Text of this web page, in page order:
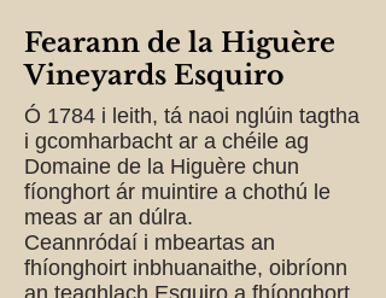
Fearann ​​​​de la Higuère
Vineyards Esquiro
Ó 1784 i leith, tá naoi nglúin tagtha
i gcomharbacht ar a chéile ag
Domaine de la Higuère chun
fíonghort ár muintire a chothú le
meas ar an dúlra.
Ceannródaí i mbeartas an
fhíonghoirt inbhuanaithe, oibríonn
an teaghlach Esquiro a fhíonghort